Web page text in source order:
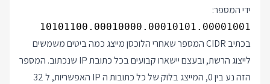
ידי המספר:
10101100.00010000.00010101.00001001
בכתיב CIDR המספר שאחרי הלוכסן מייצג כמה ביטים משמשים
לייצוג הרשת, ובעצם יישארו קבועים בכל כתובת IP שנכתוב. המספר
הזה נע בין 0, המייצג בלוק של כל כתובות ה IP האפשריות, ל 32